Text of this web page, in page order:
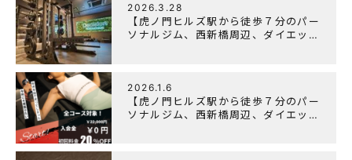
2026.3.28
【虎ノ門ヒルズ駅から徒歩７分のパー
ソナルジム、西新橋周辺、ダイエット
2026.1.6
【虎ノ門ヒルズ駅から徒歩７分のパー
ソナルジム、西新橋周辺、ダイエット